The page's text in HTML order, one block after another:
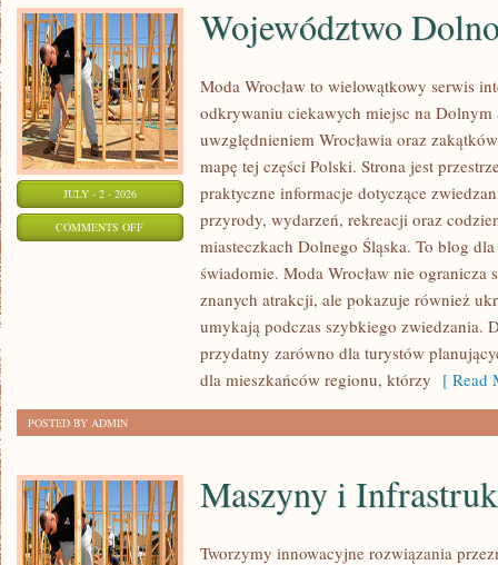
JULY - 2 - 2026
COMMENTS OFFON
WOJEWÓDZTWO
DOLNOŚLĄSKIE
Województwo
Moda Wrocław to wielowątkowy serwis
odkrywaniu ciekawych miejsc na Dolnym
uwzględnieniem Wrocławia oraz
mapę tej części Polski. Strona jest
praktyczne informacje dotyczące
przyrody, wydarzeń, rekreacji oraz
miasteczkach Dolnego Śląska. To blog
świadomie. Moda Wrocław nie ogranicza
znanych atrakcji, ale pokazuje również
umykają podczas szybkiego zwiedzania.
przydatny zarówno dla turystów
dla mieszkańców regionu, którzy [ Read
POSTED BY ADMIN
Maszyny i
Tworzymy innowacyjne rozwiązania